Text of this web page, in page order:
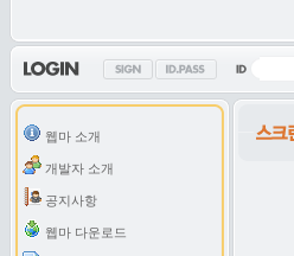
웹마 소개
개발자 소개
공지사항
웹마 다운로드